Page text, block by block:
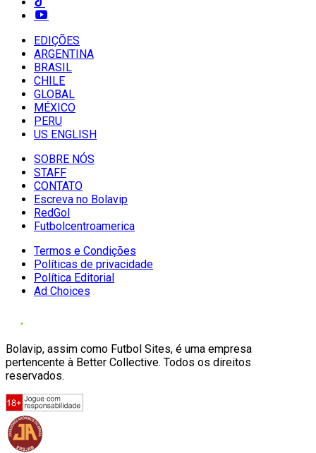
EDIÇÕES
ARGENTINA
BRASIL
CHILE
GLOBAL
MÉXICO
PERU
US ENGLISH
SOBRE NÓS
STAFF
CONTATO
Escreva no Bolavip
RedGol
Futbolcentroamerica
Termos e Condições
Políticas de privacidade
Política Editorial
Ad Choices
Bolavip, assim como Futbol Sites, é uma empresa
pertencente à Better Collective. Todos os direitos
reservados.